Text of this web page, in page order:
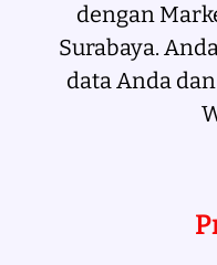
dengan
Surabaya.
data Anda